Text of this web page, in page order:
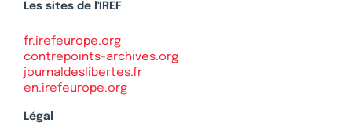
Les sites de l'IREF
fr.irefeurope.org
contrepoints-archives.org
journaldeslibertes.fr
en.irefeurope.org
Légal